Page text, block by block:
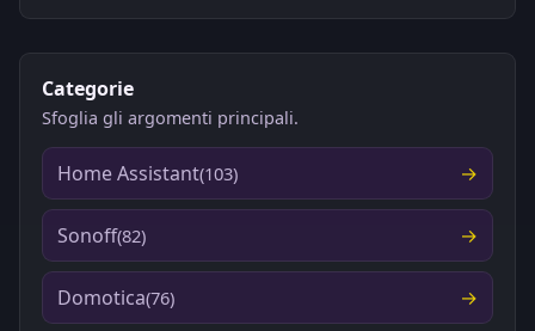
Categorie
Sfoglia gli argomenti principali.
Home Assistant(103)
Sonoff(82)
Domotica(76)